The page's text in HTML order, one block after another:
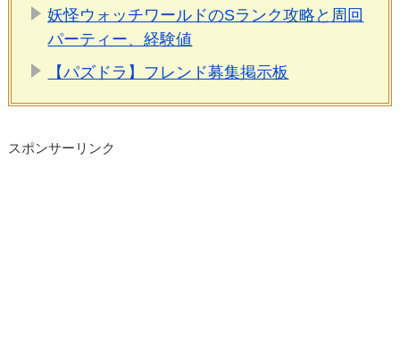
妖怪ウォッチワールドのSランク攻略と周回
パーティー、経験値
【パズドラ】フレンド募集掲示板
スポンサーリンク